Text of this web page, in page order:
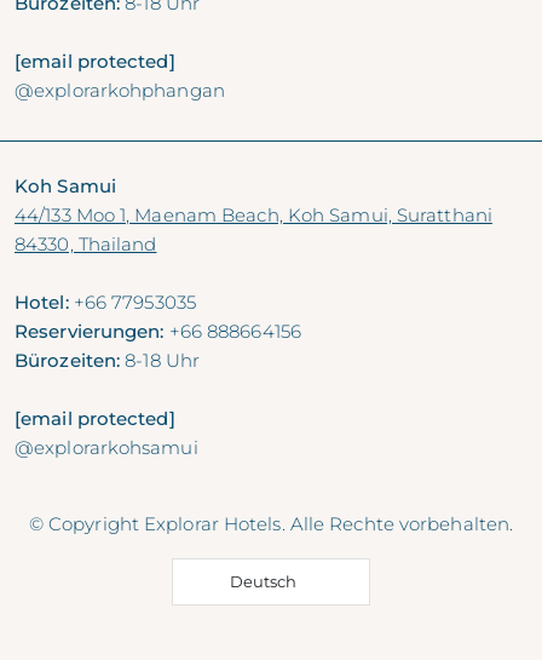
[email protected]
@explorarkohphangan
Koh Samui
44/133 Moo 1, Maenam Beach, Koh Samui, Suratthani
84330, Thailand
Hotel: +66 77953035
Reservierungen: +66 888664156
Bürozeiten: 8-18 Uhr
[email protected]
@explorarkohsamui
© Copyright Explorar Hotels. Alle Rechte vorbehalten.
Deutsch